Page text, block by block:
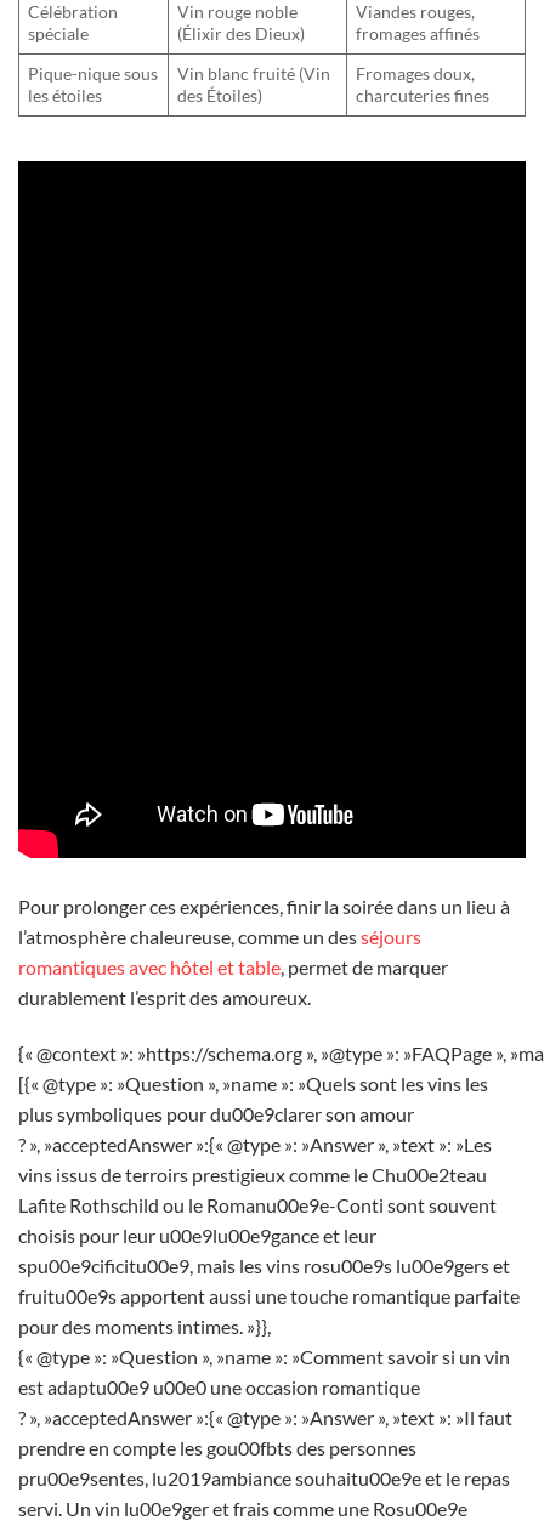
Célébration
spéciale
Vin rouge noble
(Élixir des Dieux)
Viandes rouges,
fromages affinés
Pique-nique sous
les étoiles
Vin blanc fruité (Vin
des Étoiles)
Fromages doux,
charcuteries fines
Pour prolonger ces expériences, finir la soirée dans un lieu à
l’atmosphère chaleureuse, comme un desséjours
romantiques avec hôtel et table, permet de marquer
durablement l’esprit des amoureux.
{« @context »: »https://schema.org », »@type »: »FAQPage »,
[{« @type »: »Question », »name »: »Quels sont les vins les
plus symboliques pour du00e9clarer son amour
? », »acceptedAnswer »:{« @type »: »Answer », »text »: »Les
vins issus de terroirs prestigieux comme le Chu00e2teau
Lafite Rothschild ou le Romanu00e9e-Conti sont souvent
choisis pour leur u00e9lu00e9gance et leur
spu00e9cificitu00e9, mais les vins rosu00e9s lu00e9gers et
fruitu00e9s apportent aussi une touche romantique parfaite
pour des moments intimes. »}},
{« @type »: »Question », »name »: »Comment savoir si un vin
est adaptu00e9 u00e0 une occasion romantique
? », »acceptedAnswer »:{« @type »: »Answer », »text »: »Il faut
prendre en compte les gou00fbts des personnes
pru00e9sentes, lu2019ambiance souhaitu00e9e et le repas
servi. Un vin lu00e9ger et frais comme une Rosu00e9e